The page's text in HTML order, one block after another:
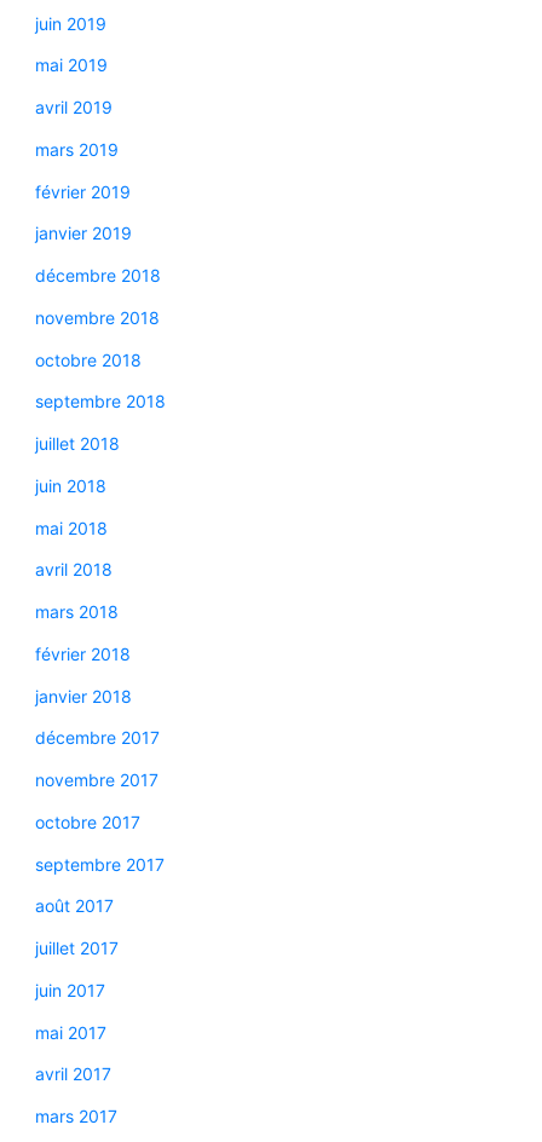
juin 2019
mai 2019
avril 2019
mars 2019
février 2019
janvier 2019
décembre 2018
novembre 2018
octobre 2018
septembre 2018
juillet 2018
juin 2018
mai 2018
avril 2018
mars 2018
février 2018
janvier 2018
décembre 2017
novembre 2017
octobre 2017
septembre 2017
août 2017
juillet 2017
juin 2017
mai 2017
avril 2017
mars 2017